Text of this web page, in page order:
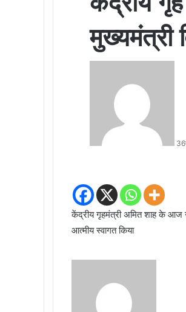
मुख्यमंत्री
केंद्रीय गृहमंत्री अमित शाह के आज
आत्मीय स्वागत किया